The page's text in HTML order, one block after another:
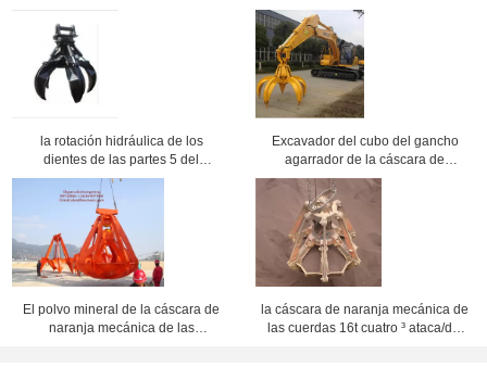
la rotación hidráulica de los
dientes de las partes 5 del
excavador ataca el gancho
agarrador de la cáscara de
naranja para el excavador
Excavador del cubo del gancho
agarrador de la cáscara de
naranja que gira el gancho
agarrador hidráulico
El polvo mineral de la cáscara de
naranja mecánica de las
la cáscara de naranja mecánica de
las cuerdas 16t cuatro ³ ataca/del